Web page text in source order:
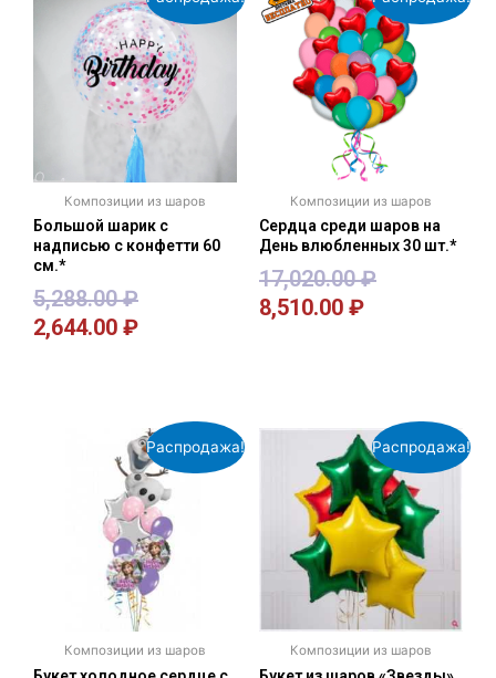
Композиции из шаров
Большой шарик с
надписью с конфетти 60
см.*
5,288.00₽
2,644.00 ₽
Композиции из шаров
Сердца среди шаров на
День влюбленных 30 шт.*
17,020.00₽
8,510.00 ₽
Распродажа!
Композиции из шаров
Распродажа!
Композиции из шаров